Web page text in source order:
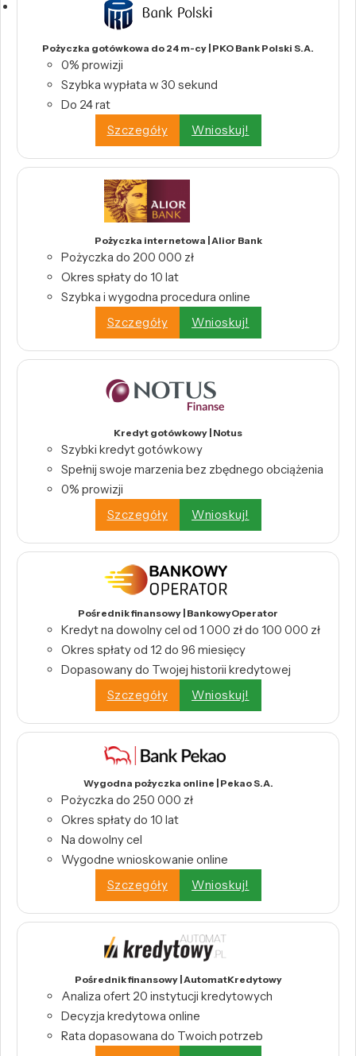
Pożyczka gotówkowa do 24 m-cy | PKO Bank Polski S.A.
0% prowizji
Szybka wypłata w 30 sekund
Do 24 rat
Szczegóły
Wnioskuj!
Pożyczka internetowa | Alior Bank
Pożyczka do 200 000 zł
Okres spłaty do 10 lat
Szybka i wygodna procedura online
Szczegóły
Wnioskuj!
Kredyt gotówkowy | Notus
Szybki kredyt gotówkowy
Spełnij swoje marzenia bez zbędnego obciążenia
0% prowizji
Szczegóły
Wnioskuj!
Pośrednik finansowy | BankowyOperator
Kredyt na dowolny cel od 1 000 zł do 100 000 zł
Okres spłaty od 12 do 96 miesięcy
Dopasowany do Twojej historii kredytowej
Szczegóły
Wnioskuj!
Wygodna pożyczka online | Pekao S.A.
Pożyczka do 250 000 zł
Okres spłaty do 10 lat
Na dowolny cel
Wygodne wnioskowanie online
Szczegóły
Wnioskuj!
Pośrednik finansowy | AutomatKredytowy
Analiza ofert 20 instytucji kredytowych
Decyzja kredytowa online
Rata dopasowana do Twoich potrzeb